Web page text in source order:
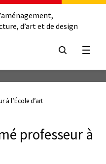
d’art et de design
à l’École d’art
professeur à